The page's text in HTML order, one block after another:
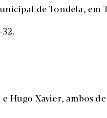
de Tondela, em
Hugo Xavier, ambos